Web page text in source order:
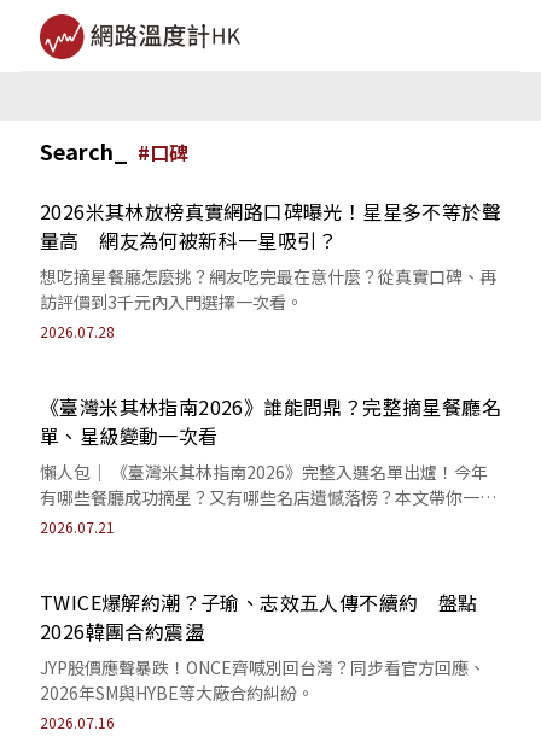
Search_ #口碑
2026米其林放榜真實網路口碑曝光！星星多不等於聲
量高 網友為何被新科一星吸引？
想吃摘星餐廳怎麼挑？網友吃完最在意什麼？從真實口碑、再
訪評價到3千元內入門選擇一次看。
2026.07.28
《臺灣米其林指南2026》誰能問鼎？完整摘星餐廳名
單、星級變動一次看
懶人包｜ 《臺灣米其林指南2026》完整入選名單出爐！今年
有哪些餐廳成功摘星？又有哪些名店遺憾落榜？本文帶你一次
看懂最新星級版圖變化。
2026.07.21
TWICE爆解約潮？子瑜、志效五人傳不續約 盤點
2026韓團合約震盪
JYP股價應聲暴跌！ONCE齊喊別回台灣？同步看官方回應、
2026年SM與HYBE等大廠合約糾紛。
2026.07.16